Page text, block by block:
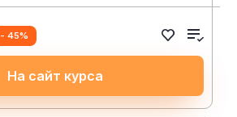
- 45%
На сайт курса